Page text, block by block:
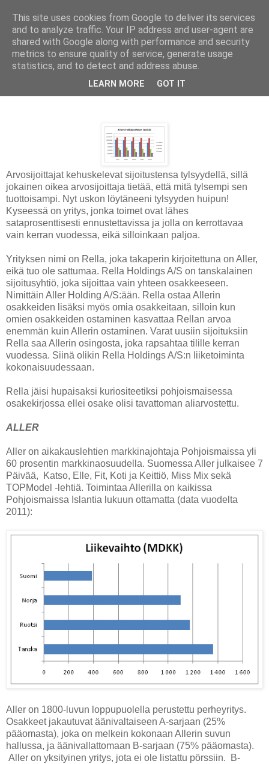
Tylsyyden huippu Tanskasta
Arvosijoittajat kehuskelevat sijoitustensa tylsyydellä, sillä
jokainen oikea arvosijoittaja tietää, että mitä tylsempi sen
tuottoisampi. Nyt uskon löytäneeni tylsyyden huipun!
Kyseessä on yritys, jonka toimet ovat lähes
sataprosenttisesti ennustettavissa ja jolla on kerrottavaa
vain kerran vuodessa, eikä silloinkaan paljoa.
Yrityksen nimi on Rella, joka takaperin kirjoitettuna on Aller,
eikä tuo ole sattumaa. Rella Holdings A/S on tanskalainen
sijoitusyhtiö, joka sijoittaa vain yhteen osakkeeseen.
Nimittäin Aller Holding A/S:ään. Rella ostaa Allerin
osakkeiden lisäksi myös omia osakkeitaan, silloin kun
omien osakkeiden ostaminen kasvattaa Rellan arvoa
enemmän kuin Allerin ostaminen. Varat uusiin sijoituksiin
Rella saa Allerin osingosta, joka rapsahtaa tilille kerran
vuodessa. Siinä olikin Rella Holdings A/S:n liiketoiminta
kokonaisuudessaan.
Rella jäisi hupaisaksi kuriositeetiksi pohjoismaisessa
osakekirjossa ellei osake olisi tavattoman aliarvostettu.
ALLER
Aller on aikakauslehtien markkinajohtaja Pohjoismaissa yli
60 prosentin markkinaosuudella. Suomessa Aller julkaisee 7
Päivää,
Katso, Elle, Fit, Koti ja Keittiö, Miss Mix sekä
TOPModel -lehtiä. Toimintaa Allerilla on kaikissa
Pohjoismaissa Islantia lukuun ottamatta (data vuodelta
2011):
Aller on 1800-luvun loppupuolella perustettu perheyritys.
Osakkeet jakautuvat äänivaltaiseen A-sarjaan (25%
pääomasta), joka on melkein kokonaan Allerin suvun
hallussa, ja äänivallattomaan B-sarjaan (75% pääomasta).
Aller on yksityinen yritys, jota ei ole listattu pörssiin.
B-
This site uses cookies from Google to deliver its services
and to analyze traffic. Your IP address and user-agent are
shared with Google along with performance and security
metrics to ensure quality of service, generate usage
statistics, and to detect and address abuse.
LEARN MORE GOT IT